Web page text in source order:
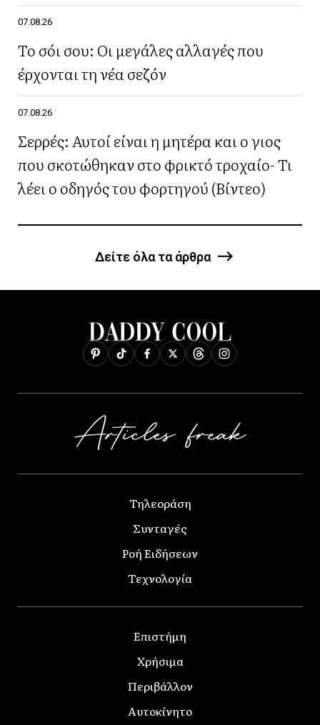
07.08.26
Το σόι σου: Οι μεγάλες αλλαγές που
έρχονται τη νέα σεζόν
07.08.26
Σερρές: Αυτοί είναι η μητέρα και ο γιος
που σκοτώθηκαν στο φρικτό τροχαίο- Τι
λέει ο οδηγός του φορτηγού (Βίντεο)
Δείτε όλα τα άρθρα
Τηλεοράση
Συνταγές
Ροή Ειδήσεων
Τεχνολογία
Επιστήμη
Χρήσιμα
Περιβάλλον
Αυτοκίνητο